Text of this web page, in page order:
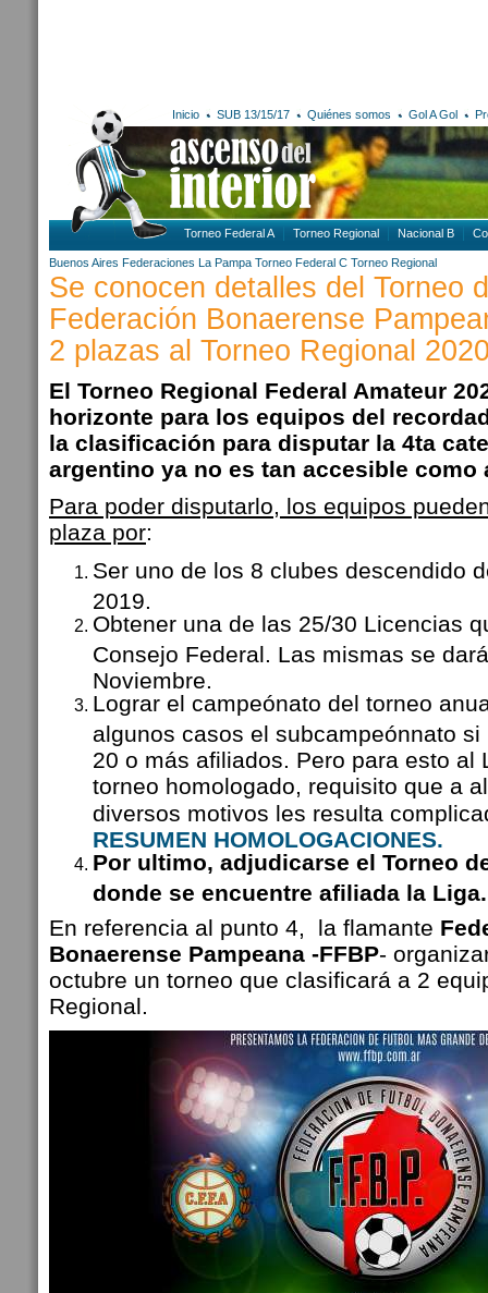
Inicio SUB 13/15/17 Quiénes somos Gol A Gol
Torneo Federal A Torneo Regional Nacional B
Buenos Aires Federaciones La Pampa Torneo Federal C Torneo Regional
Se conocen detalles del Torneo
Federación Bonaerense
2 plazas al Torneo Regional
El Torneo Regional Federal Amateur
horizonte para los equipos del
la clasificación para disputar la 4ta
argentino ya no es tan accesible como
Para poder disputarlo, los equipos
plaza por:
Ser uno de los 8 clubes descendido
2019.
Obtener una de las 25/30 Licencias
Consejo Federal. Las mismas se
Noviembre.
Lograr el campeónato del torneo
algunos casos el subcampeónnato
20 o más afiliados. Pero para esto al
torneo homologado, requisito que a
diversos motivos les resulta
RESUMEN HOMOLOGACIONES.
Por ultimo, adjudicarse el Torneo
donde se encuentre afiliada la Liga.
En referencia al punto 4, la flamante
Bonaerense Pampeana -FFBP-
octubre un torneo que clasificará a 2
Regional.